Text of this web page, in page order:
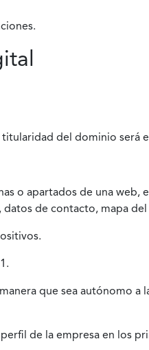
del dominio será
o apartados de una web,
de contacto, mapa
que sea autónomo a
de la empresa en los